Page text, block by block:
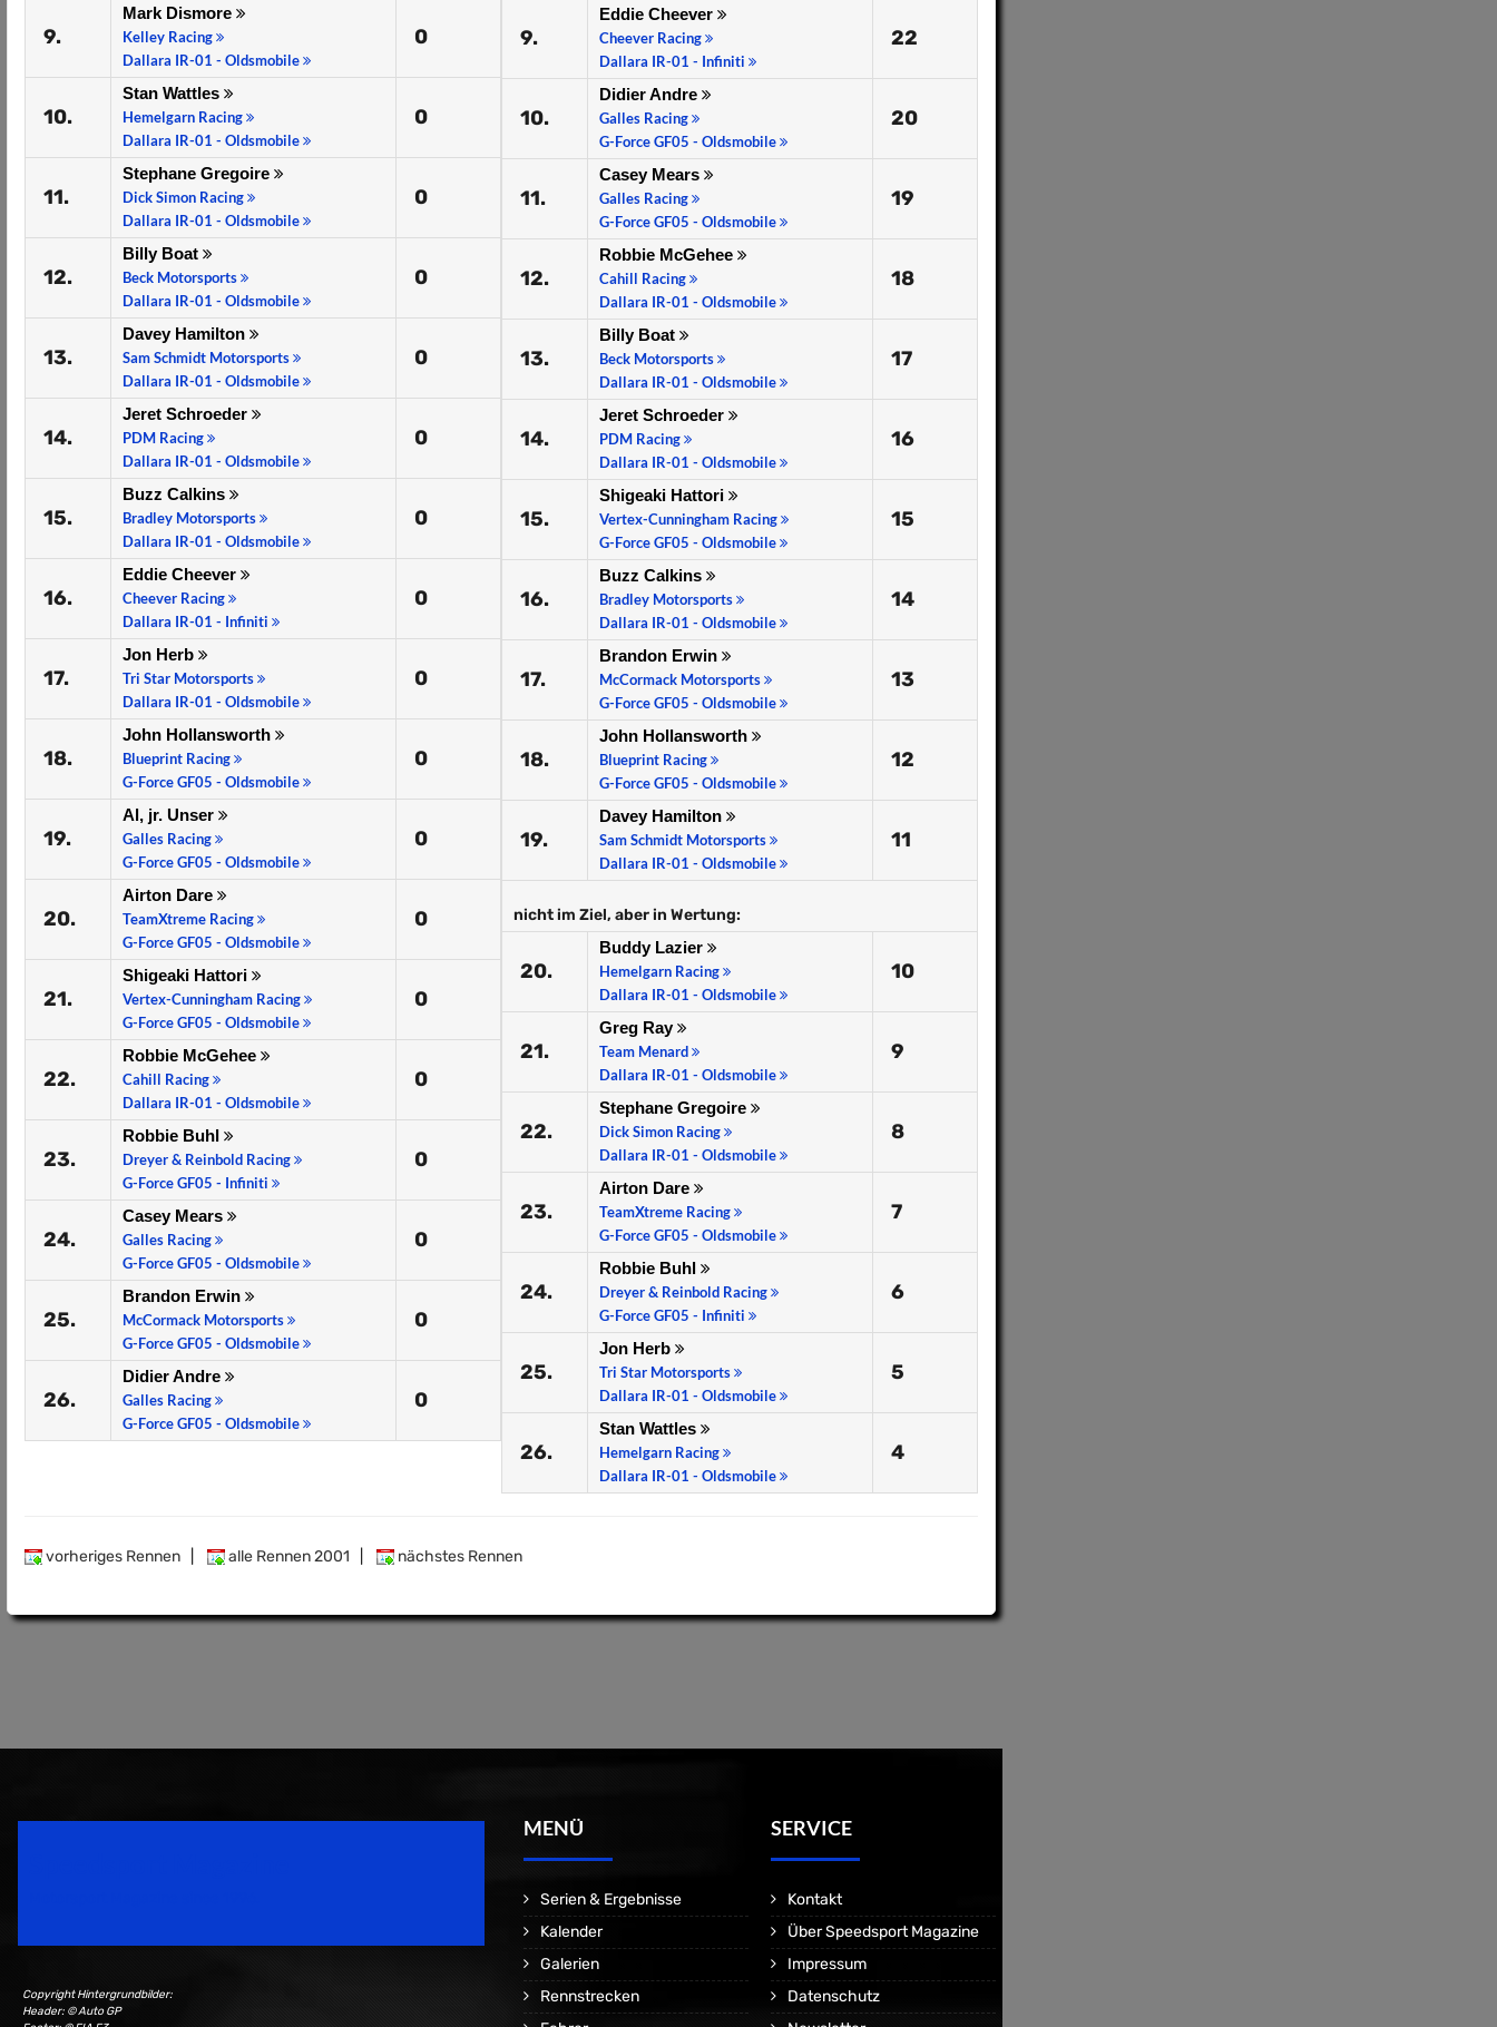
9.
Mark Dismore
Kelley Racing
Dallara IR-01 - Oldsmobile
0
10.
Stan Wattles
Hemelgarn Racing
Dallara IR-01 - Oldsmobile
0
11.
Stephane Gregoire
Dick Simon Racing
Dallara IR-01 - Oldsmobile
0
12.
Billy Boat
Beck Motorsports
Dallara IR-01 - Oldsmobile
0
13.
Davey Hamilton
Sam Schmidt Motorsports
Dallara IR-01 - Oldsmobile
0
14.
Jeret Schroeder
PDM Racing
Dallara IR-01 - Oldsmobile
0
15.
Buzz Calkins
Bradley Motorsports
Dallara IR-01 - Oldsmobile
0
16.
Eddie Cheever
Cheever Racing
Dallara IR-01 - Infiniti
0
17.
Jon Herb
Tri Star Motorsports
Dallara IR-01 - Oldsmobile
0
18.
John Hollansworth
Blueprint Racing
G-Force GF05 - Oldsmobile
0
19.
Al, jr. Unser
Galles Racing
G-Force GF05 - Oldsmobile
0
20.
Airton Dare
TeamXtreme Racing
G-Force GF05 - Oldsmobile
0
21.
Shigeaki Hattori
Vertex-Cunningham Racing
G-Force GF05 - Oldsmobile
0
22.
Robbie McGehee
Cahill Racing
Dallara IR-01 - Oldsmobile
0
23.
Robbie Buhl
Dreyer & Reinbold Racing
G-Force GF05 - Infiniti
0
24.
Casey Mears
Galles Racing
G-Force GF05 - Oldsmobile
0
25.
Brandon Erwin
McCormack Motorsports
G-Force GF05 - Oldsmobile
0
26.
Didier Andre
Galles Racing
G-Force GF05 - Oldsmobile
0
9.
Eddie Cheever
Cheever Racing
Dallara IR-01 - Infiniti
22
10.
Didier Andre
Galles Racing
G-Force GF05 - Oldsmobile
20
11.
Casey Mears
Galles Racing
G-Force GF05 - Oldsmobile
19
12.
Robbie McGehee
Cahill Racing
Dallara IR-01 - Oldsmobile
18
13.
Billy Boat
Beck Motorsports
Dallara IR-01 - Oldsmobile
17
14.
Jeret Schroeder
PDM Racing
Dallara IR-01 - Oldsmobile
16
15.
Shigeaki Hattori
Vertex-Cunningham Racing
G-Force GF05 - Oldsmobile
15
16.
Buzz Calkins
Bradley Motorsports
Dallara IR-01 - Oldsmobile
14
17.
Brandon Erwin
McCormack Motorsports
G-Force GF05 - Oldsmobile
13
18.
John Hollansworth
Blueprint Racing
G-Force GF05 - Oldsmobile
12
19.
Davey Hamilton
Sam Schmidt Motorsports
Dallara IR-01 - Oldsmobile
11
nicht im Ziel, aber in Wertung:
20.
Buddy Lazier
Hemelgarn Racing
Dallara IR-01 - Oldsmobile
10
21.
Greg Ray
Team Menard
Dallara IR-01 - Oldsmobile
9
22.
Stephane Gregoire
Dick Simon Racing
Dallara IR-01 - Oldsmobile
8
23.
Airton Dare
TeamXtreme Racing
G-Force GF05 - Oldsmobile
7
24.
Robbie Buhl
Dreyer & Reinbold Racing
G-Force GF05 - Infiniti
6
25.
Jon Herb
Tri Star Motorsports
Dallara IR-01 - Oldsmobile
5
26.
Stan Wattles
Hemelgarn Racing
Dallara IR-01 - Oldsmobile
4
vorheriges Rennen alle Rennen 2001 nächstes Rennen
Copyright Hintergrundbilder:
Header: © Auto GP
MENÜ
Serien & Ergebnisse
Kalender
Galerien
Rennstrecken
SERVICE
Kontakt
Über Speedsport Magazine
Impressum
Datenschutz